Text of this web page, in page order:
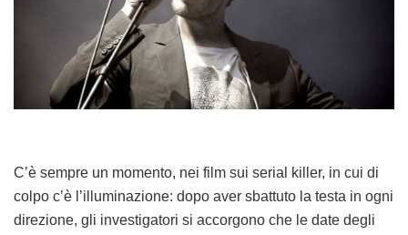
C’è sempre un momento, nei film sui serial killer, in cui di
colpo c’è l’illuminazione: dopo aver sbattuto la testa in ogni
direzione, gli investigatori si accorgono che le date degli